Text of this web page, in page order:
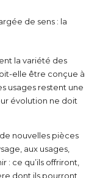
de sens : la
la variété des
elle être conçue à
usages restent une
évolution ne doit
nouvelles pièces
aux usages,
: ce qu’ils offriront,
dont ils pourront